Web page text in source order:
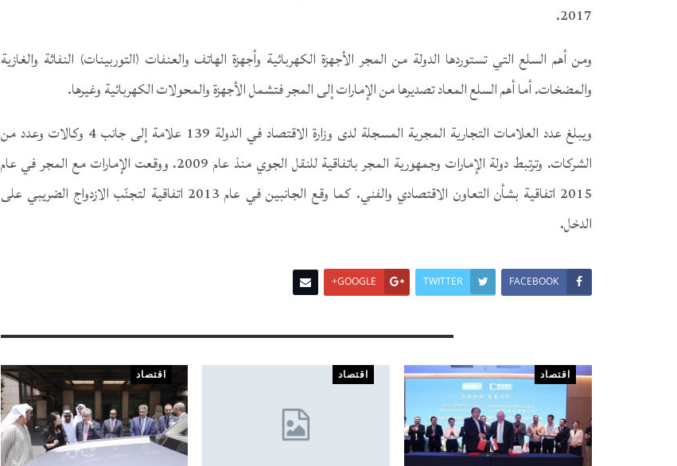
2017.
ومن أهم السلع التي تستوردها الدولة من المجر الأجهزة الكهربائية وأجهزة الهاتف والعنفات (التوربينات) النفاثة والغازية
والمضخات. أما أهم السلع المعاد تصديرها من الإمارات إلى المجر فتشمل الأجهزة والمحولات الكهربائية وغيرها.
ويبلغ عدد العلامات التجارية المجرية المسجلة لدى وزارة الاقتصاد في الدولة 139 علامة إلى جانب 4 وكالات وعدد من
الشركات. وترتبط دولة الإمارات وجمهورية المجر باتفاقية للنقل الجوي منذ عام 2009. ووقعت الإمارات مع المجر في عام
2015 اتفاقية بشأن التعاون الاقتصادي والفني. كما وقع الجانبين في عام 2013 اتفاقية لتجنّب الازدواج الضريبي على
الدخل.
FACEBOOK
TWITTER
GOOGLE+
اقتصاد اقتصاد اقتصاد